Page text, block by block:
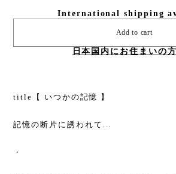
International shipping
Add to cart
日本国内にお住まいの
title【 いつかの記憶 】
記憶の断片に誘われて...
・